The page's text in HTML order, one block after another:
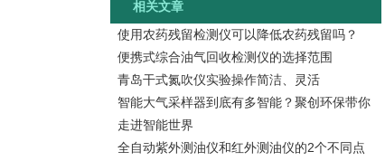
相关文章
使用农药残留检测仪可以降低农药残留吗？
便携式综合油气回收检测仪的选择范围
青岛干式氮吹仪实验操作简洁、灵活
智能大气采样器到底有多智能？聚创环保带你
走进智能世界
全自动紫外测油仪和红外测油仪的2个不同点